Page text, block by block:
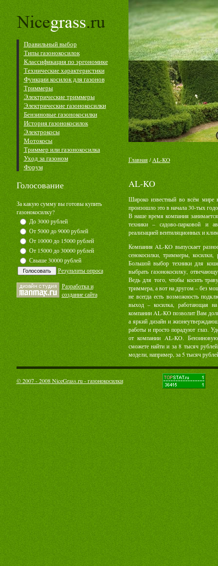
Правильный выбор
Типы газонокосилок
Классификация по эргономике
Технические характеристики
Функции косилок для газонов
Триммеры
Электрические триммеры
Электрические газонокосилки
Бензиновые газонокосилки
История газонокосилок
Электрокосы
Мотокосы
Триммер или газонокосилка
Уход за газоном
Форум
Голосование
За какую сумму вы готовы купить
газонокосилку?
До 3000 рублей
От 5000 до 9000 рублей
От 10000 до 15000 рублей
От 15000 до 30000 рублей
Свыше 30000 рублей
Результаты опроса
Разработка и
cоздание сайта
Главная/AL-KO
AL-KO
Широко известный во всём мире
произошло это в начала 30-тых
В наше время компания
техники – садово-парковой и
реализацией вентиляционных и
Компания AL-KO выпускает
сенокосилки, триммеры, косилки,
Большой выбор техники для
выбрать газонокосилку,
Ведь для того, чтобы косить
триммера, а вот на другом – без
не всегда есть возможность
выход – косилка, работающая
компании AL-KO позволит Вам
а яркий дизайн и
работы и просто порадуют глаз.
от компании AL-KO.
сможете найти и за 8 тысяч
модели, например, за 5 тысяч
© 2007 - 2008 NiceGrass.ru - газонокосилки